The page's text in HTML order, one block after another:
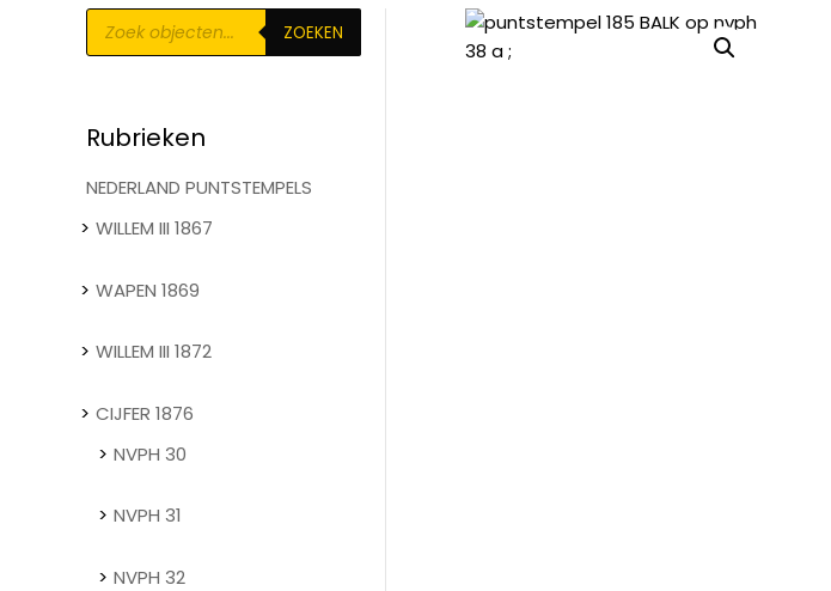
Producten
zoeken ZOEKEN
Rubrieken
NEDERLAND PUNTSTEMPELS
WILLEM III 1867
WAPEN 1869
WILLEM III 1872
CIJFER 1876
NVPH 30
NVPH 31
NVPH 32